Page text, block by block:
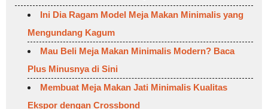
Ini Dia Ragam Model Meja Makan Minimalis yang
Mengundang Kagum
Mau Beli Meja Makan Minimalis Modern? Baca
Plus Minusnya di Sini
Membuat Meja Makan Jati Minimalis Kualitas
Ekspor dengan Crossbond